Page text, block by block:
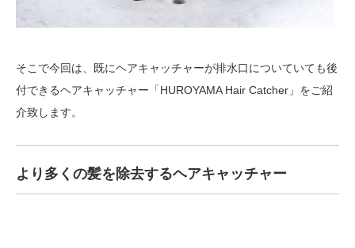
そこで今回は、既にヘアキャッチャーが排水口についていても後
付できるヘアキャッチャー「HUROYAMA Hair Catcher」をご紹
介致します。
より多くの髪を除去するヘアキャッチャー